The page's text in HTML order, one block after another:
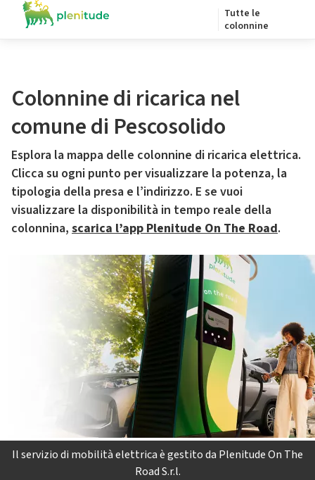
Tutte le
colonnine
Colonnine di ricarica nel
comune di Pescosolido
Esplora la mappa delle colonnine di ricarica elettrica.
Clicca su ogni punto per visualizzare la potenza, la
tipologia della presa e l’indirizzo. E se vuoi
visualizzare la disponibilità in tempo reale della
colonnina, scarica l’app Plenitude On The Road.
Il servizio di mobilità elettrica è gestito da Plenitude On The
Road S.r.l.